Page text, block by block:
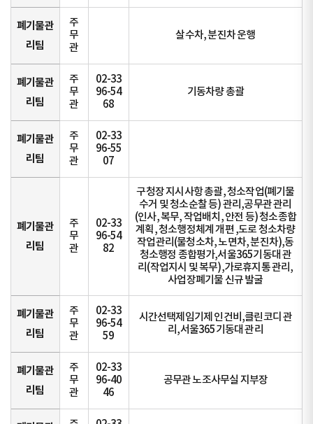
폐기물관
리팀
주
무
관
살수차, 분진차 운행
폐기물관
리팀
주
무
관
02-33
96-54
68
기동차량 총괄
폐기물관
리팀
주
무
관
02-33
96-55
07
폐기물관
리팀
주
무
관
02-33
96-54
82
구청장 지시사항 총괄, 청소작업(폐기물
수거 및 청소순찰 등) 관리,공무관 관리
(인사, 복무, 작업배치, 안전 등) 청소종합
계획, 청소행정체계 개편 ,도로 청소차량
작업관리(물청소차, 노면차, 분진차),동
청소행정 종합평가,서울365기동대 관
리(작업지시 및 복무),가로휴지통 관리,
사업장폐기물 신규 발굴
폐기물관
리팀
주
무
관
02-33
96-54
59
시간선택제임기제 인건비,클린코디 관
리,서울365기동대 관리
폐기물관
리팀
주
무
관
02-33
96-40
46
공무관 노조사무실 지부장